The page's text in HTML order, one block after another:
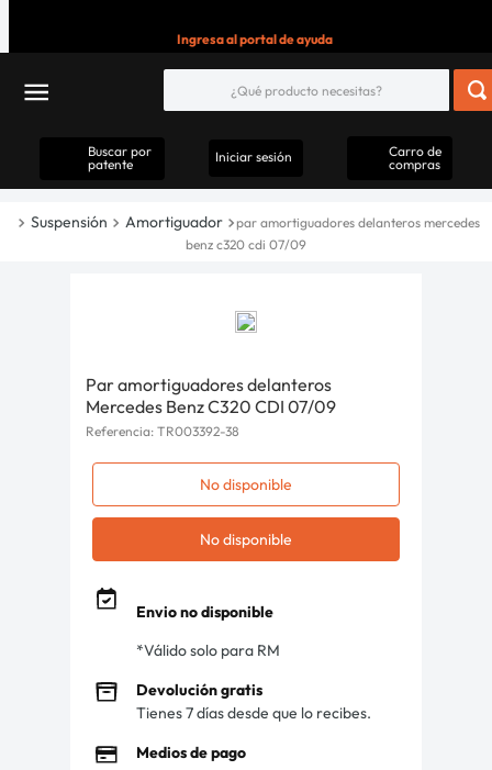
Ingresa al portal de ayuda
Buscar por
patente
Iniciar sesión
Carro de
compras
Suspensión Amortiguador
par amortiguadores delanteros mercedes
benz c320 cdi 07/09
Par amortiguadores delanteros
Mercedes Benz C320 CDI 07/09
Referencia: TR003392-38
No disponible
No disponible
Envio no disponible
*Válido solo para RM
Devolución gratis
Tienes 7 días desde que lo recibes.
Medios de pago